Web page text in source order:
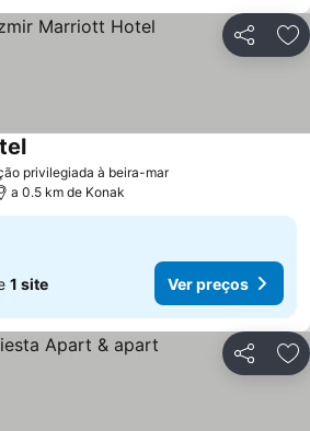
Partilhar
privilegiada à beira-mar
a 0.5 km de Konak
1 site Ver preços
Partilhar